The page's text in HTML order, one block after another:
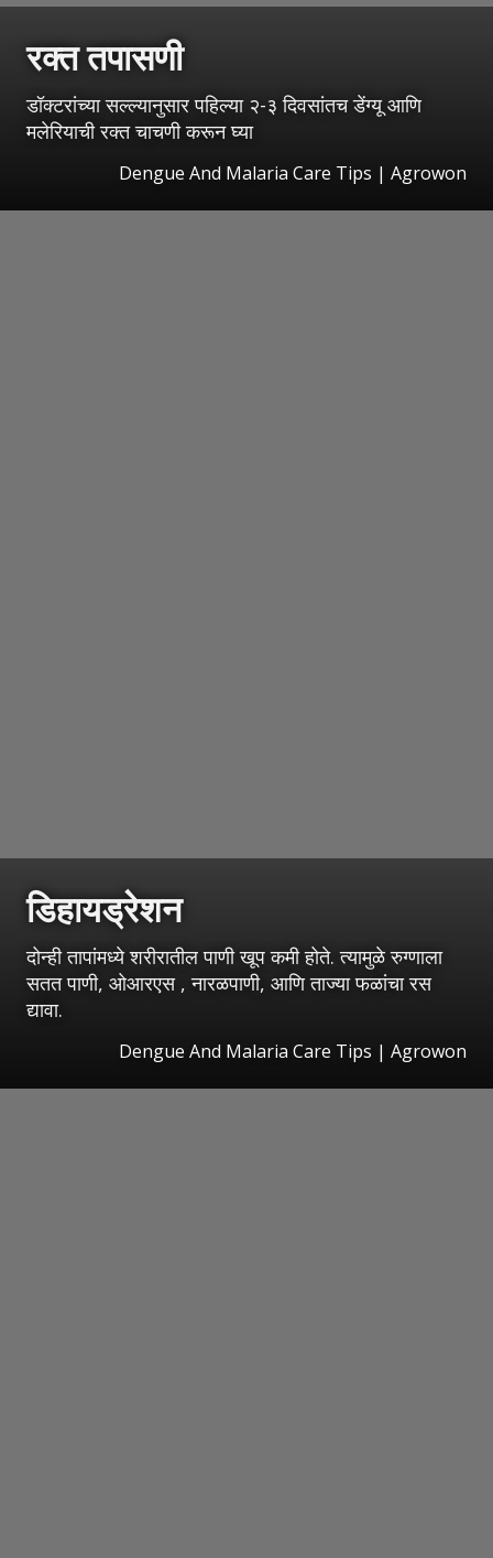
रक्त तपासणी
डॉक्टरांच्या सल्ल्यानुसार पहिल्या २-३ दिवसांतच डेंग्यू आणि
मलेरियाची रक्त चाचणी करून घ्या
Dengue And Malaria Care Tips | Agrowon
डिहायड्रेशन
दोन्ही तापांमध्ये शरीरातील पाणी खूप कमी होते. त्यामुळे रुग्णाला
सतत पाणी, ओआरएस , नारळपाणी, आणि ताज्या फळांचा रस
द्यावा.
Dengue And Malaria Care Tips | Agrowon